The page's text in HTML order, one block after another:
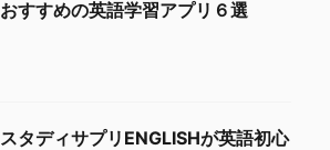
おすすめの英語学習アプリ６選
スタディサプリENGLISHが英語初心